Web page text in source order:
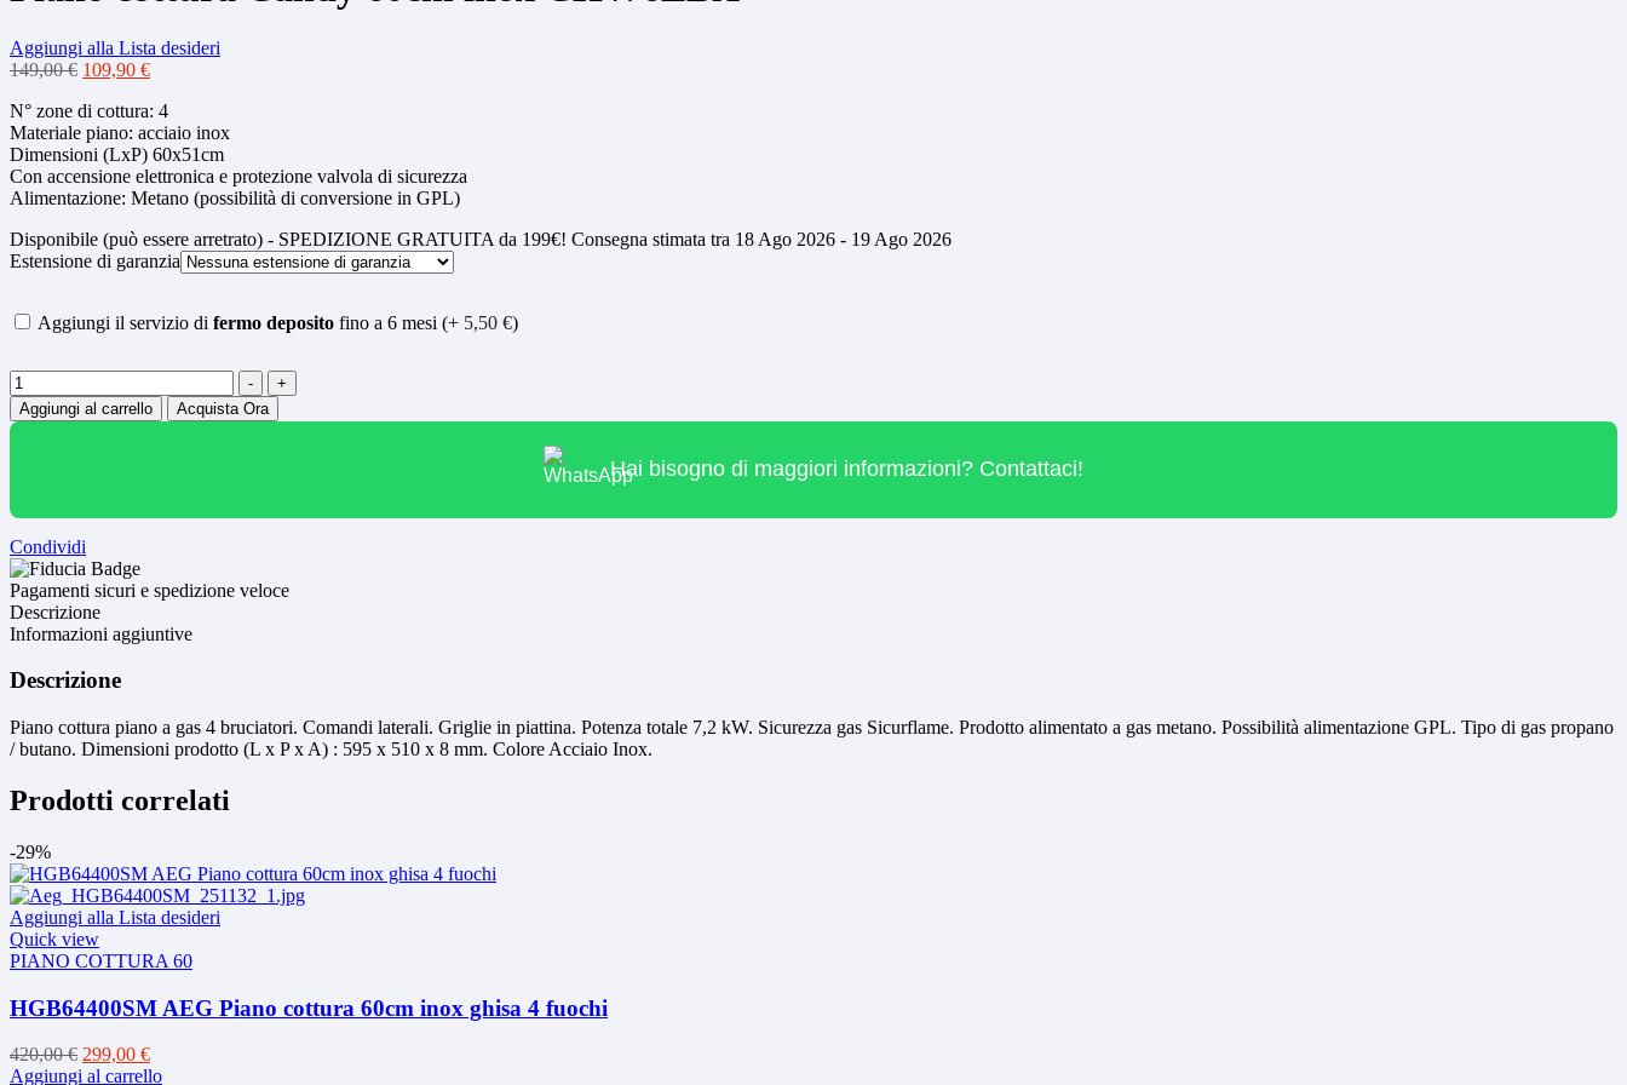
Aggiungi alla Lista desideri
149,00€ Il
originale
era:
149,00 €.
109,90 €Il
attuale
è:
109,90 €.
N° zone di cottura: 4
Materiale piano: acciaio inox
Dimensioni (LxP) 60x51cm
Con accensione elettronica e protezione valvola di sicurezza
Alimentazione: Metano (possibilità di conversione in GPL)
Disponibile (può essere arretrato) - SPEDIZIONE GRATUITA da 199€! Consegna stimata tra 18 Ago 2026 - 19 Ago 2026
Estensione di garanzia
Aggiungi il servizio di fermo deposito fino a 6 mesi (+ 5,50 €)
Quantità -
+
Aggiungi al carrello
Acquista Ora
Hai bisogno di maggiori informazioni? Contattaci!
Condividi
Pagamenti sicuri e spedizione veloce
Descrizione
Informazioni aggiuntive
Descrizione
Piano cottura piano a gas 4 bruciatori. Comandi laterali. Griglie in piattina. Potenza totale 7,2 kW. Sicurezza gas Sicurflame. Prodotto alimentato a gas metano. Possibilità alimentazione GPL. Tipo di gas propano
/ butano. Dimensioni prodotto (L x P x A) : 595 x 510 x 8 mm. Colore Acciaio Inox.
Prodotti correlati
-29%
Aggiungi alla Lista desideri
Quick view
PIANO COTTURA 60
HGB64400SM AEG Piano cottura 60cm inox ghisa 4 fuochi
420,00€ Il
prezzo
299,00 €Il
prezzo
Aggiungi al carrello